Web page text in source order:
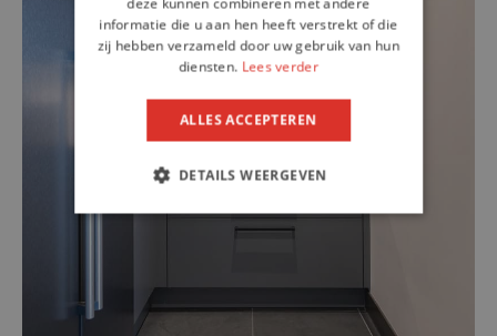
informatie die u aan hen heeft verstrekt of die
zij hebben verzameld door uw gebruik van hun
diensten. Lees verder
ALLES ACCEPTEREN
DETAILS WEERGEVEN